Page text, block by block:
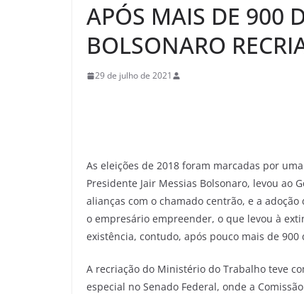
APÓS MAIS DE 900
BOLSONARO
29 de julho de 2021
As eleições de 2018 foram marcadas por
Presidente Jair Messias Bolsonaro, levou ao
alianças com o chamado centrão, e a
o empresário empreender, o que levou à
existência, contudo, após pouco mais de
A recriação do Ministério do Trabalho teve
especial no Senado Federal, onde a